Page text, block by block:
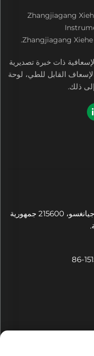
Zhangjiagang
Zhangjiagang
ذات خبرة تصديرية
الإسعاف القابل للطي، لوحة
ذلك.
7 شارع تشينغزا الأوسط، بلدة يانغشي، جيانغسو، 215600 جمهورية